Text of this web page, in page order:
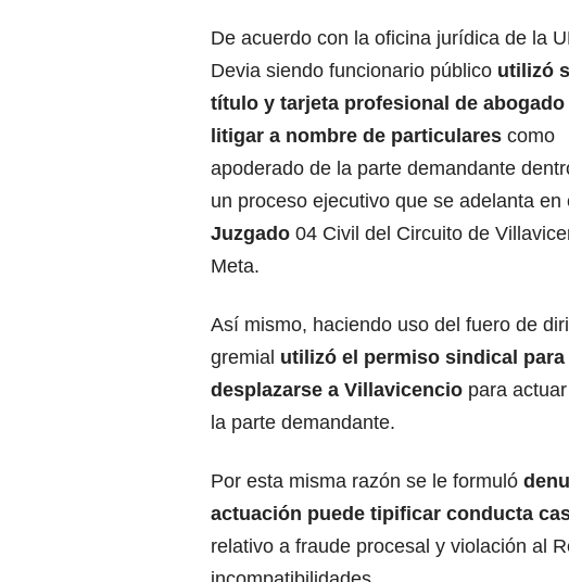
De acuerdo con la oficina jurídica de la
Devia siendo funcionario público utilizó
título y tarjeta profesional de abogado
litigar a nombre de particulares como
apoderado de la parte demandante
un proceso ejecutivo que se adelanta en
Juzgado 04 Civil del Circuito de
Meta.
Así mismo, haciendo uso del fuero de
gremial utilizó el permiso sindical para
desplazarse a Villavicencio para
la parte demandante.
Por esta misma razón se le formuló
actuación puede tipificar conducta
relativo a fraude procesal y violación al